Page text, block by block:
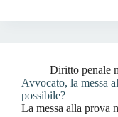
Diritto penale
Avvocato, la messa
possibile?
La messa alla prova